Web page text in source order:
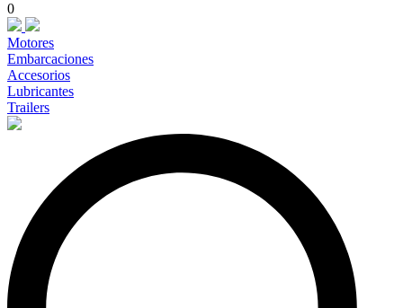
0
Motores
Embarcaciones
Accesorios
Lubricantes
Trailers